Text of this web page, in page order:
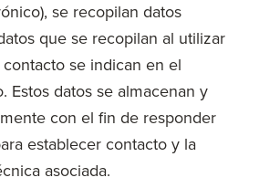
se recopilan datos
que se recopilan al utilizar
se indican en el
Estos datos se almacenan y
con el fin de responder
establecer contacto y la
asociada.